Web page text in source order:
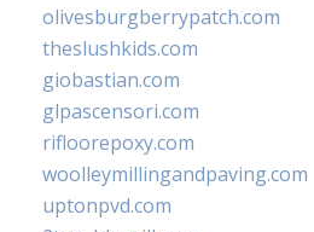
olivesburgberrypatch.com
theslushkids.com
giobastian.com
glpascensori.com
rifloorepoxy.com
woolleymillingandpaving.com
uptonpvd.com